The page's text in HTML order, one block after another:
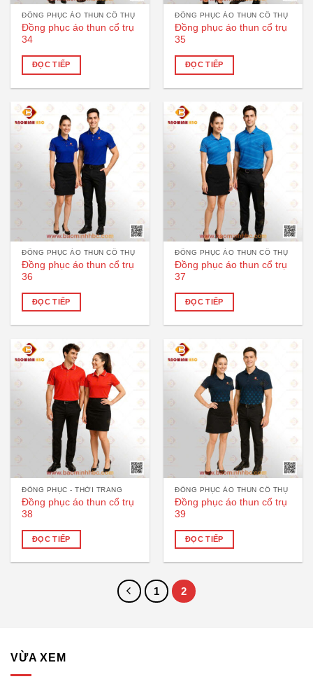
ĐỒNG PHỤC ÁO THUN CỔ THỤ
Đồng phục áo thun cổ trụ
34
ĐỌC TIẾP
ĐỒNG PHỤC ÁO THUN CỔ THỤ
Đồng phục áo thun cổ trụ
35
ĐỌC TIẾP
ĐỒNG PHỤC ÁO THUN CỔ THỤ
Đồng phục áo thun cổ trụ
36
ĐỌC TIẾP
ĐỒNG PHỤC ÁO THUN CỔ THỤ
Đồng phục áo thun cổ trụ
37
ĐỌC TIẾP
ĐỒNG PHỤC - THỜI TRANG
Đồng phục áo thun cổ trụ
38
ĐỌC TIẾP
ĐỒNG PHỤC ÁO THUN CỔ THỤ
Đồng phục áo thun cổ trụ
39
ĐỌC TIẾP
1 2
VỪA XEM